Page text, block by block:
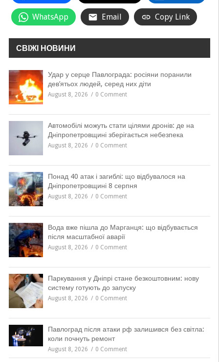
WhatsApp Email Copy Link
СВІЖІ НОВИНИ
Удар у серце Павлограда: росіяни поранили
дев’ятьох людей, серед них діти
August 8, 2026 0 Comment
Автомобілі можуть стати цілями дронів: де на
Дніпропетровщині зберігається небезпека
August 8, 2026 0 Comment
Понад 40 атак і загиблі: що відбувалося на
Дніпропетровщині 8 серпня
August 8, 2026 0 Comment
Вода вже пішла до Марганця: що відбувається
після масштабної аварії
August 8, 2026 0 Comment
Паркування у Дніпрі стане безкоштовним: нову
систему готують до запуску
August 8, 2026 0 Comment
Павлоград після атаки рф залишився без світла:
коли почнуть ремонт
August 8, 2026 0 Comment